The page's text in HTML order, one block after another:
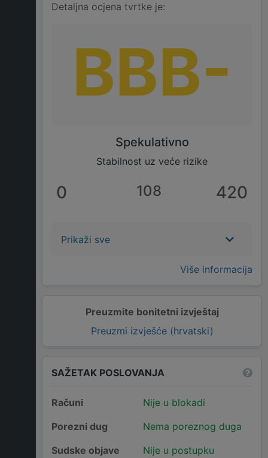
Preuzmite bonitetni izvještaj
Preuzmi izvješće (hrvatski)
Detaljna ocjena tvrtke je:
BBB-
Spekulativno
Stabilnost uz veće rizike
0 108 420
Prikaži sve
Više informacija
SAŽETAK POSLOVANJA
Računi
Nije u blokadi
Porezni dug
Nema poreznog duga
Sudske objave
Nije u postupku